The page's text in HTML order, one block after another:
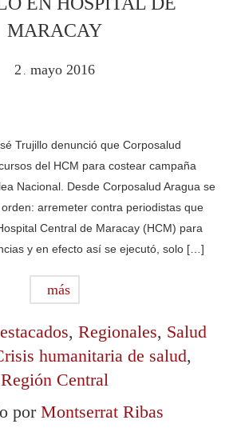
MARACAY
2 mayo 2016
Trujillo denunció que Corposalud
del HCM para costear campaña
Nacional. Desde Corposalud Aragua se
arremeter contra periodistas que
Central de Maracay (HCM) para
y en efecto así se ejecutó, solo […]
más
, Regionales, Salud
humanitaria de salud,
Región Central
por Montserrat Ribas